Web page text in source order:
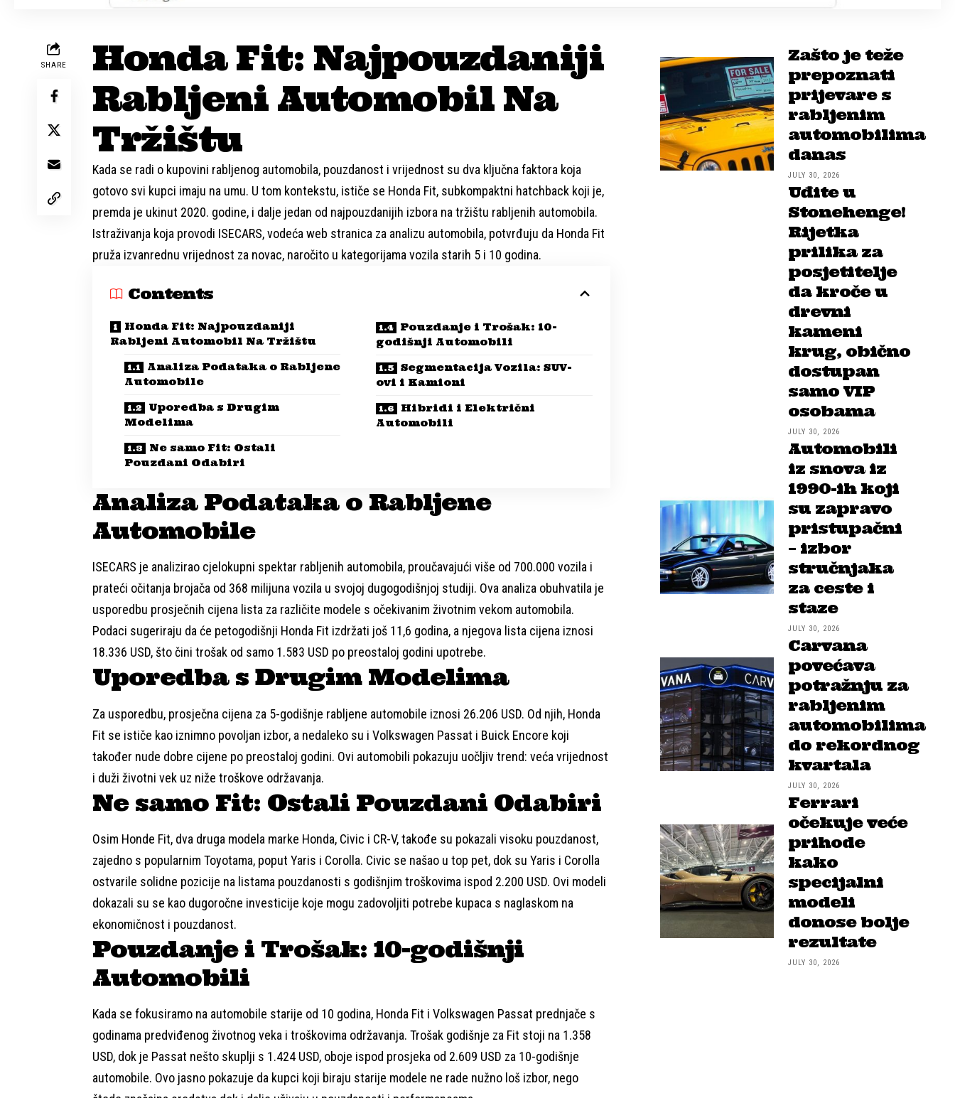
SHARE
Honda Fit: Najpouzdaniji
Rabljeni Automobil Na
Tržištu
Kada se radi o kupovini rabljenog automobila, pouzdanost i vrijednost su dva ključna faktora koja
gotovo svi kupci imaju na umu. U tom kontekstu, ističe se Honda Fit, subkompaktni hatchback koji je,
premda je ukinut 2020. godine, i dalje jedan od najpouzdanijih izbora na tržištu rabljenih automobila.
Istraživanja koja provodi ISECARS, vodeća web stranica za analizu automobila, potvrđuju da Honda Fit
pruža izvanrednu vrijednost za novac, naročito u kategorijama vozila starih 5 i 10 godina.
Contents
Honda Fit: Najpouzdaniji
Rabljeni Automobil Na Tržištu
Analiza Podataka o Rabljene
Automobile
Uporedba s Drugim
Modelima
Ne samo Fit: Ostali
Pouzdani Odabiri
Pouzdanje i Trošak: 10-
godišnji Automobili
Segmentacija Vozila: SUV-
ovi i Kamioni
Hibridi i Električni
Automobili
Analiza Podataka o Rabljene
Automobile
ISECARS je analizirao cjelokupni spektar rabljenih automobila, proučavajući više od 700.000 vozila i
prateći očitanja brojača od 368 milijuna vozila u svojoj dugogodišnjoj studiji. Ova analiza obuhvatila je
usporedbu prosječnih cijena lista za različite modele s očekivanim životnim vekom automobila.
Podaci sugeriraju da će petogodišnji Honda Fit izdržati još 11,6 godina, a njegova lista cijena iznosi
18.336 USD, što čini trošak od samo 1.583 USD po preostaloj godini upotrebe.
Uporedba s Drugim Modelima
Za usporedbu, prosječna cijena za 5-godišnje rabljene automobile iznosi 26.206 USD. Od njih, Honda
Fit se ističe kao iznimno povoljan izbor, a nedaleko su i Volkswagen Passat i Buick Encore koji
također nude dobre cijene po preostaloj godini. Ovi automobili pokazuju uočljiv trend: veća vrijednost
i duži životni vek uz niže troškove održavanja.
Ne samo Fit: Ostali Pouzdani Odabiri
Osim Honde Fit, dva druga modela marke Honda, Civic i CR-V, takođe su pokazali visoku pouzdanost,
zajedno s popularnim Toyotama, poput Yaris i Corolla. Civic se našao u top pet, dok su Yaris i Corolla
ostvarile solidne pozicije na listama pouzdanosti s godišnjim troškovima ispod 2.200 USD. Ovi modeli
dokazali su se kao dugoročne investicije koje mogu zadovoljiti potrebe kupaca s naglaskom na
ekonomičnost i pouzdanost.
Pouzdanje i Trošak: 10-godišnji
Automobili
Kada se fokusiramo na automobile starije od 10 godina, Honda Fit i Volkswagen Passat prednjače s
godinama predviđenog životnog veka i troškovima održavanja. Trošak godišnje za Fit stoji na 1.358
USD, dok je Passat nešto skuplji s 1.424 USD, oboje ispod prosjeka od 2.609 USD za 10-godišnje
automobile. Ovo jasno pokazuje da kupci koji biraju starije modele ne rade nužno loš izbor, nego
Zašto je teže
prepoznati
prijevare s
rabljenim
automobilima
danas
JULY 30, 2026
Uđite u
Stonehenge!
Rijetka
prilika za
posjetitelje
da kroče u
drevni
kameni
krug, obično
dostupan
samo VIP
osobama
JULY 30, 2026
Automobili
iz snova iz
1990-ih koji
su zapravo
pristupačni
– izbor
stručnjaka
za ceste i
staze
JULY 30, 2026
Carvana
povećava
potražnju za
rabljenim
automobilima
do rekordnog
kvartala
JULY 30, 2026
Ferrari
očekuje veće
prihode
kako
specijalni
modeli
donose bolje
rezultate
JULY 30, 2026